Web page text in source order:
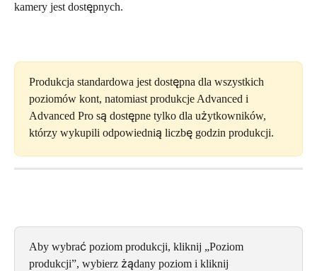
kamery jest dostępnych.
Produkcja standardowa jest dostępna dla wszystkich
poziomów kont, natomiast produkcje Advanced i
Advanced Pro są dostępne tylko dla użytkowników,
którzy wykupili odpowiednią liczbę godzin produkcji.
Aby wybrać poziom produkcji, kliknij „Poziom
produkcji”, wybierz żądany poziom i kliknij